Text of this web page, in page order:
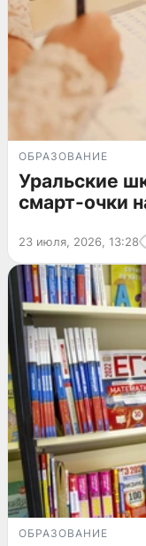
ОБРАЗОВАНИЕ
Уральские
смарт-очки
23 июля, 2026, 13:28
ОБРАЗОВАНИЕ